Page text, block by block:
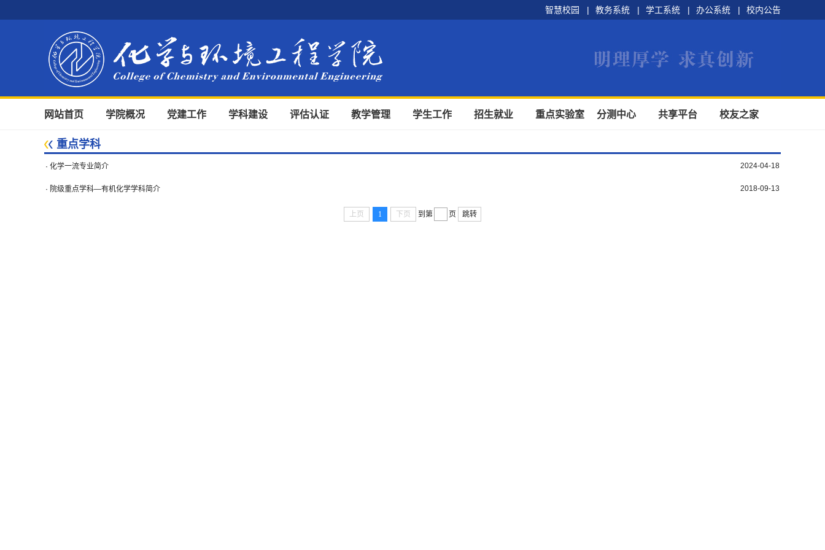
校内公告
办公系统 |
学工系统 |
教务系统 |
智慧校园 |
网站首页 学院概况 党建工作 学科建设 评估认证 教学管理 学生工作 招生就业 重点实验室 分测中心 共享平台 校友之家
重点学科
· 化学一流专业简介 2024-04-18
· 院级重点学科—有机化学学科简介 2018-09-13
上页 1 下页 到第 页 跳转